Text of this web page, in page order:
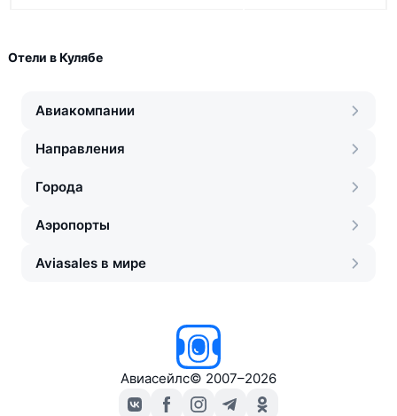
Отели в Кулябе
Авиакомпании
Направления
Города
Аэропорты
Aviasales в мире
Авиасейлс© 2007–2026